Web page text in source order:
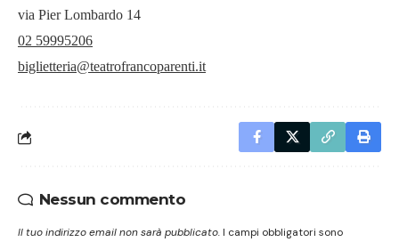
via Pier Lombardo 14
02 59995206
biglietteria@teatrofrancoparenti.it
Nessun commento
Il tuo indirizzo email non sarà pubblicato. I campi obbligatori sono